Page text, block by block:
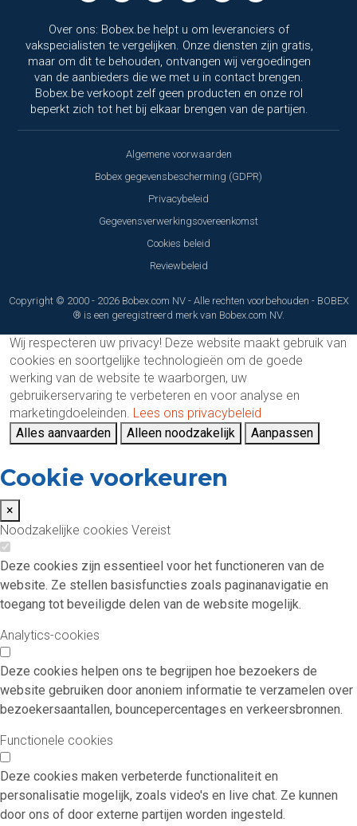
Over ons: Bobex.be helpt u om leveranciers of
vakspecialisten te vergelijken. Onze diensten zijn gratis,
maar om dit te behouden, ontvangen wij vergoedingen
van de aanbieders die we met u in contact brengen.
Bobex.be verkoopt zelf geen producten en onze rol
beperkt zich tot het bij elkaar brengen van de partijen.
Algemene voorwaarden
Bobex gegevensbescherming (GDPR)
Privacybeleid
Gegevensverwerkingsovereenkomst
Cookies beleid
Reviewbeleid
Copyright © 2000 - 2026 Bobex.com NV - Alle rechten voorbehouden - BOBEX
® is een geregistreerd merk van Bobex.com NV.
Wij respecteren uw privacy! Deze website maakt gebruik van
cookies en soortgelijke technologieën om de goede
werking van de website te waarborgen, uw
gebruikerservaring te verbeteren en voor analyse en
marketingdoeleinden. Lees ons privacybeleid
Alles aanvaarden
Alleen noodzakelijk Aanpassen
Cookie voorkeuren
×
Noodzakelijke cookies Vereist
Deze cookies zijn essentieel voor het functioneren van de
website. Ze stellen basisfuncties zoals paginanavigatie en
toegang tot beveiligde delen van de website mogelijk.
Analytics-cookies
Deze cookies helpen ons te begrijpen hoe bezoekers de
website gebruiken door anoniem informatie te verzamelen over
bezoekersaantallen, bouncepercentages en verkeersbronnen.
Functionele cookies
Deze cookies maken verbeterde functionaliteit en
personalisatie mogelijk, zoals video's en live chat. Ze kunnen
door ons of door externe partijen worden ingesteld.